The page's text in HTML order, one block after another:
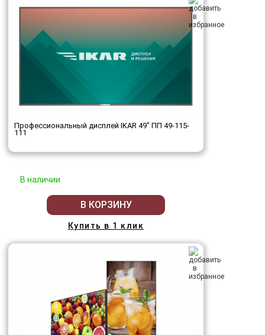
Профессиональный дисплей IKAR 49" ПП 49-115-
111
В наличии
В КОРЗИНУ
Купить в 1 клик